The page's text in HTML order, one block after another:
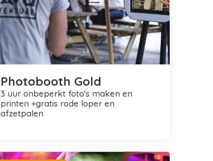
Photobooth Gold
3 uur onbeperkt foto's maken en
printen +gratis rode loper en
afzetpalen